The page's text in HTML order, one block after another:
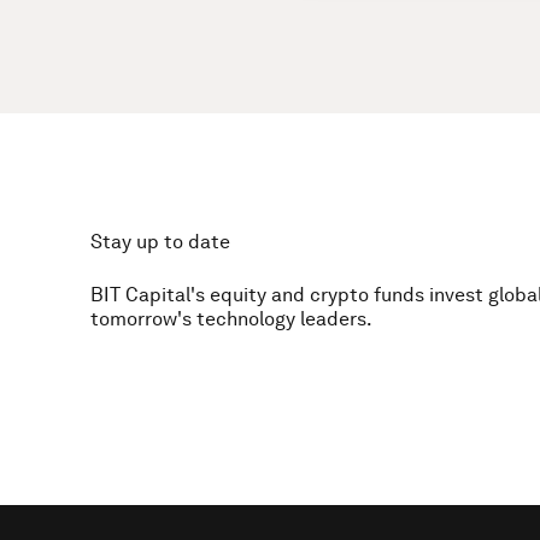
Stay up to date
BIT Capital's equity and crypto funds invest
tomorrow's technology leaders.